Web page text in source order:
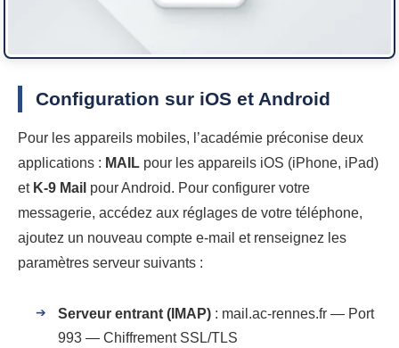
Configuration sur iOS et Android
Pour les appareils mobiles, l’académie préconise deux
applications : MAIL pour les appareils iOS (iPhone, iPad)
et K-9 Mail pour Android. Pour configurer votre
messagerie, accédez aux réglages de votre téléphone,
ajoutez un nouveau compte e-mail et renseignez les
paramètres serveur suivants :
Serveur entrant (IMAP) : mail.ac-rennes.fr — Port
993 — Chiffrement SSL/TLS